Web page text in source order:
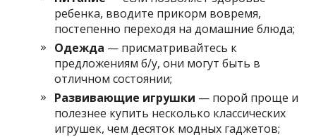
ребенка, вводите прикорм вовремя,
постепенно переходя на домашние блюда;
Одежда — присматривайтесь к
предложениям б/у, они могут быть в
отличном состоянии;
Развивающие игрушки — порой проще и
полезнее купить несколько классических
игрушек, чем десяток модных гаджетов;